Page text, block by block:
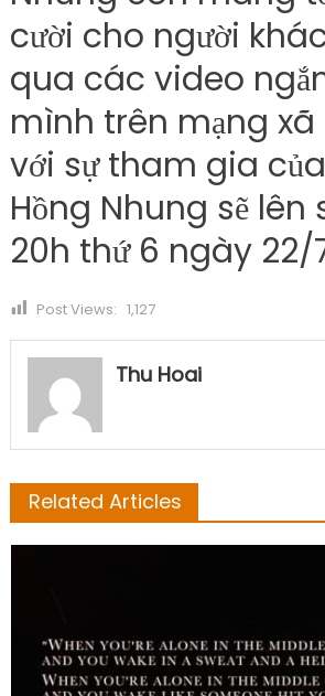
cười cho người
qua các video
mình trên mạng xã
với sự tham gia
Hồng Nhung sẽ
20h thứ 6 ngày 22/
Post Views: 1,127
Thu Hoai
Related Articles